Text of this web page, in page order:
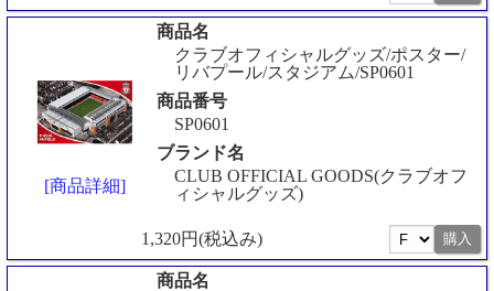
[商品詳細]
商品名
クラブオフィシャルグッズ/ポスター/
リバプール/スタジアム/SP0601
商品番号
SP0601
ブランド名
CLUB OFFICIAL GOODS(クラブオフ
ィシャルグッズ)
1,320円(税込み)
商品名